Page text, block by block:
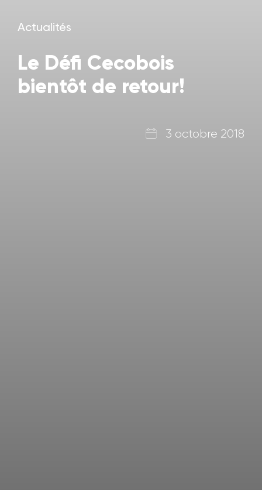
Actualités
Le Défi Cecobois
bientôt de retour!
3 octobre 2018